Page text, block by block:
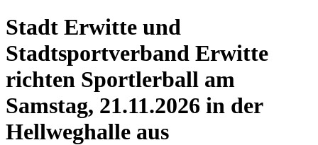
Stadt Erwitte und
Stadtsportverband Erwitte
richten Sportlerball am
Samstag, 21.11.2026 in der
Hellweghalle aus